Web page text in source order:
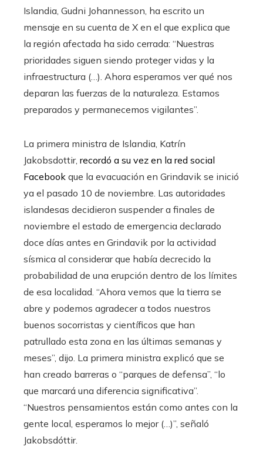
Islandia, Gudni Johannesson, ha escrito un
mensaje en su cuenta de X en el que explica que
la región afectada ha sido cerrada: “Nuestras
prioridades siguen siendo proteger vidas y la
infraestructura (…). Ahora esperamos ver qué nos
deparan las fuerzas de la naturaleza. Estamos
preparados y permanecemos vigilantes”.
La primera ministra de Islandia, Katrín
Jakobsdottir, recordó a su vez en la red social
Facebook que la evacuación en Grindavik se inició
ya el pasado 10 de noviembre. Las autoridades
islandesas decidieron suspender a finales de
noviembre el estado de emergencia declarado
doce días antes en Grindavik por la actividad
sísmica al considerar que había decrecido la
probabilidad de una erupción dentro de los límites
de esa localidad. “Ahora vemos que la tierra se
abre y podemos agradecer a todos nuestros
buenos socorristas y científicos que han
patrullado esta zona en las últimas semanas y
meses”, dijo. La primera ministra explicó que se
han creado barreras o “parques de defensa”, “lo
que marcará una diferencia significativa”.
“Nuestros pensamientos están como antes con la
gente local, esperamos lo mejor (…)”, señaló
Jakobsdóttir.